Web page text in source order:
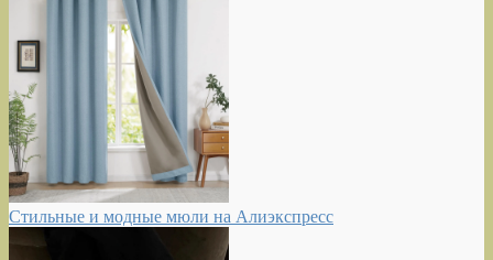
Стильные и модные мюли на Алиэкспресс